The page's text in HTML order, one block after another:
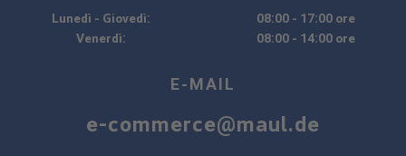
Lunedì - Giovedì:
08:00 - 17:00 ore
Venerdì:
08:00 - 14:00 ore
E-MAIL
e-commerce@maul.de